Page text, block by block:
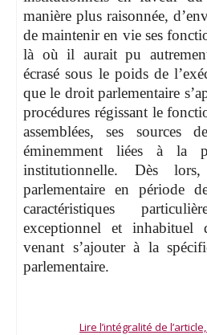
manière plus raisonnée,
de maintenir en vie ses
là où il aurait pu
écrasé sous le poids de
que le droit parlementaire
procédures régissant le
assemblées, ses sources
éminemment liées à la
institutionnelle. Dès
parlementaire en période
caractéristiques
exceptionnel et inhabituel
venant s’ajouter à la
parlementaire.
Lire l’intégralité de